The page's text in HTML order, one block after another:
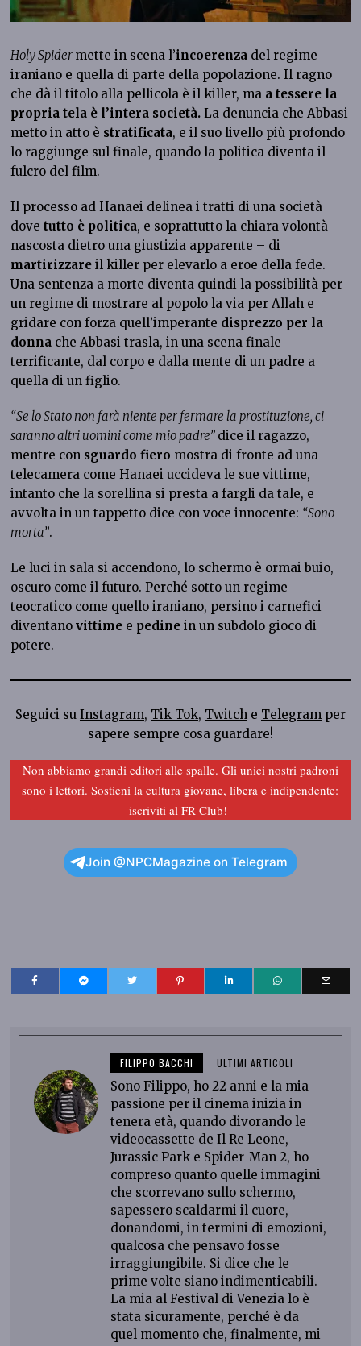
Holy Spider mette in scena l’incoerenza del regime
iraniano e quella di parte della popolazione. Il ragno
che dà il titolo alla pellicola è il killer, ma a tessere la
propria tela è l’intera società. La denuncia che Abbasi
metto in atto è stratificata, e il suo livello più profondo
lo raggiunge sul finale, quando la politica diventa il
fulcro del film.
Il processo ad Hanaei delinea i tratti di una società
dove tutto è politica, e soprattutto la chiara volontà –
nascosta dietro una giustizia apparente – di
martirizzare il killer per elevarlo a eroe della fede.
Una sentenza a morte diventa quindi la possibilità per
un regime di mostrare al popolo la via per Allah e
gridare con forza quell’imperante disprezzo per la
donna che Abbasi trasla, in una scena finale
terrificante, dal corpo e dalla mente di un padre a
quella di un figlio.
“Se lo Stato non farà niente per fermare la prostituzione, ci
saranno altri uomini come mio padre” dice il ragazzo,
mentre con sguardo fiero mostra di fronte ad una
telecamera come Hanaei uccideva le sue vittime,
intanto che la sorellina si presta a fargli da tale, e
avvolta in un tappetto dice con voce innocente: “Sono
morta”.
Le luci in sala si accendono, lo schermo è ormai buio,
oscuro come il futuro. Perché sotto un regime
teocratico come quello iraniano, persino i carnefici
diventano vittime e pedine in un subdolo gioco di
potere.
Seguici su Instagram, Tik Tok, Twitche Telegramper
sapere sempre cosa guardare!
Non abbiamo grandi editori alle spalle. Gli unici nostri padroni
sono i lettori. Sostieni la cultura giovane, libera e indipendente:
iscriviti alFR Club!
Join @NPCMagazine on Telegram
FILIPPO BACCHI ULTIMI ARTICOLI
Sono Filippo, ho 22 anni e la mia
passione per il cinema inizia in
tenera età, quando divorando le
videocassette de Il Re Leone,
Jurassic Park e Spider-Man 2, ho
compreso quanto quelle immagini
che scorrevano sullo schermo,
sapessero scaldarmi il cuore,
donandomi, in termini di emozioni,
qualcosa che pensavo fosse
irraggiungibile. Si dice che le
prime volte siano indimenticabili.
La mia al Festival di Venezia lo è
stata sicuramente, perché è da
quel momento che, finalmente, mi